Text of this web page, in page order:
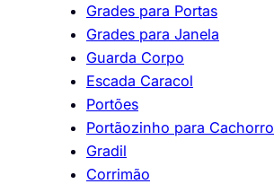
Grades para Portas
Grades para Janela
Guarda Corpo
Escada Caracol
Portões
Portãozinho para Cachorro
Gradil
Corrimão